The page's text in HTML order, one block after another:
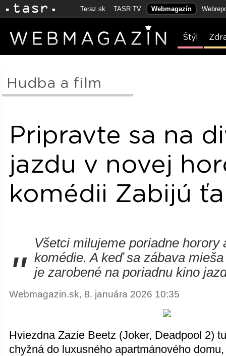
Teraz.sk TASR TV Webmagazín
Štýl
Hudba a film
Pripravte sa na
jazdu v novej
komédii Zabijú
"
Všetci milujeme poriadne horory
komédie. A keď sa zábava
je zarobené na poriadnu kino
Webmagazin.sk, 8. januára 2026 10:35
Hviezdna Zazie Beetz (Joker, Deadpool 2)
chyžná do luxusného apartmánového